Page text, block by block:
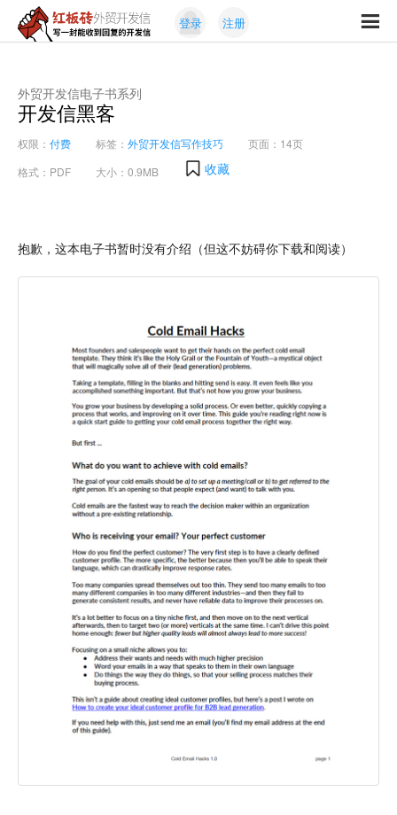
红
砖
外
贸
开
发
信
封
能
到
回
发
信
登录 注册
外贸开发信电子书系列
开发信黑客
权限： 付费 标签： 外贸开发信写作技巧
页面：14页
格式：PDF
大小：0.9MB 收藏
抱歉，这本电子书暂时没有介绍（但这不妨碍你下载和阅读）